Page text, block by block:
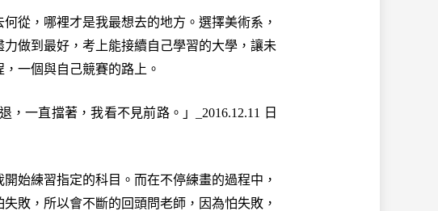
，哪裡才是我最想去的地方。選擇美術系，
做到最好，考上能接續自己學習的大學，讓未
一個與自己競賽的路上。
一直擋著，我看不見前路。」_ 2016.12.11 日
練習指定的科目。而在不停練畫的過程中，
敗，所以會不斷的回頭問老師，因為怕失敗，